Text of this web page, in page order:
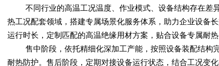
不同行业的高温工况温度、作业模式、设备结构存在差
热工况配套领域，搭建专属场景化服务体系，助力企业设备
运行时长，定制匹配的高温绝缘用材方案，贴合设备专属耐
售中阶段，依托精细化深加工产能，按照设备装配结构
耐热防护。售后阶段，定期对接设备运行状态，结合工况变